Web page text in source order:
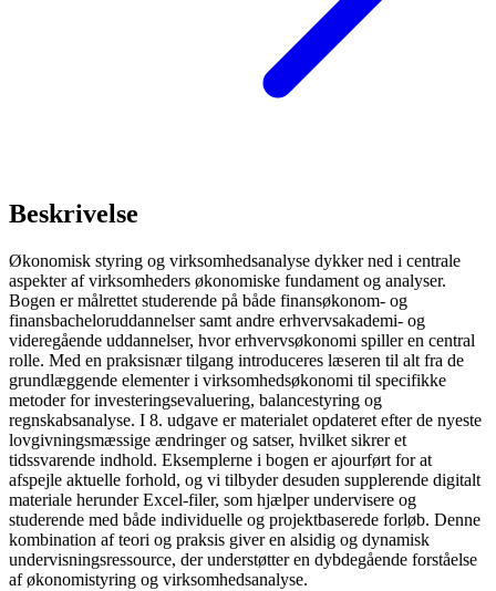
Beskrivelse
Økonomisk styring og virksomhedsanalyse dykker ned i centrale
aspekter af virksomheders økonomiske fundament og analyser.
Bogen er målrettet studerende på både finansøkonom- og
finansbacheloruddannelser samt andre erhvervsakademi- og
videregående uddannelser, hvor erhvervsøkonomi spiller en central
rolle. Med en praksisnær tilgang introduceres læseren til alt fra de
grundlæggende elementer i virksomhedsøkonomi til specifikke
metoder for investeringsevaluering, balancestyring og
regnskabsanalyse. I 8. udgave er materialet opdateret efter de nyeste
lovgivningsmæssige ændringer og satser, hvilket sikrer et
tidssvarende indhold. Eksemplerne i bogen er ajourført for at
afspejle aktuelle forhold, og vi tilbyder desuden supplerende digitalt
materiale herunder Excel-filer, som hjælper undervisere og
studerende med både individuelle og projektbaserede forløb. Denne
kombination af teori og praksis giver en alsidig og dynamisk
undervisningsressource, der understøtter en dybdegående forståelse
af økonomistyring og virksomhedsanalyse.